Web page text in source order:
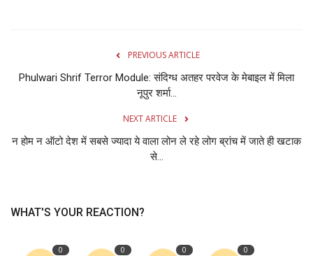
PREVIOUS ARTICLE
Phulwari Shrif Terror Module: संदिग्‍ध अतहर परवेज के मेबाइल में मिला
नूपुर शर्मा...
NEXT ARTICLE
न होम न ऑटो देश में सबसे ज्यादा ये वाला लोन ले रहे लोग ब्रांच में जाते ही खटाक
से...
WHAT'S YOUR REACTION?
0 0 0 0